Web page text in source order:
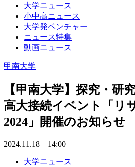
大学ニュース
小中高ニュース
大学発ベンチャー
ニュース特集
動画ニュース
甲南大学
【甲南大学】探究・研
高大接続イベント「リ
2024」開催のお知らせ
2024.11.18 14:00
大学ニュース